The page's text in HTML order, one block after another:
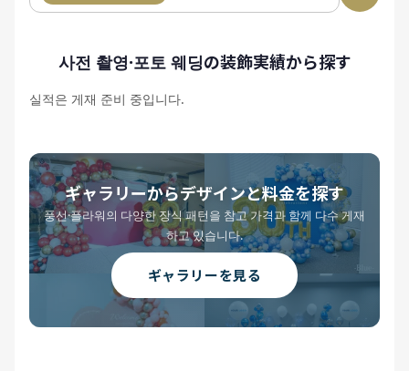
사전 촬영·포토 웨딩の装飾実績から探す
실적은 게재 준비 중입니다.
ギャラリーからデザインと料金を探す
풍선·플라워의 다양한 장식 패턴을 참고 가격과 함께 다수 게재
하고 있습니다.
ギャラリーを見る